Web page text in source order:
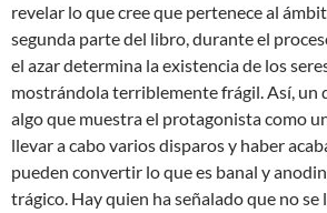
revelar lo que cree que pertenece al
segunda parte del libro, durante el
el azar determina la existencia de los
mostrándola terriblemente frágil. Así, un
algo que muestra el protagonista como
llevar a cabo varios disparos y haber
pueden convertir lo que es banal y
trágico. Hay quien ha señalado que no se